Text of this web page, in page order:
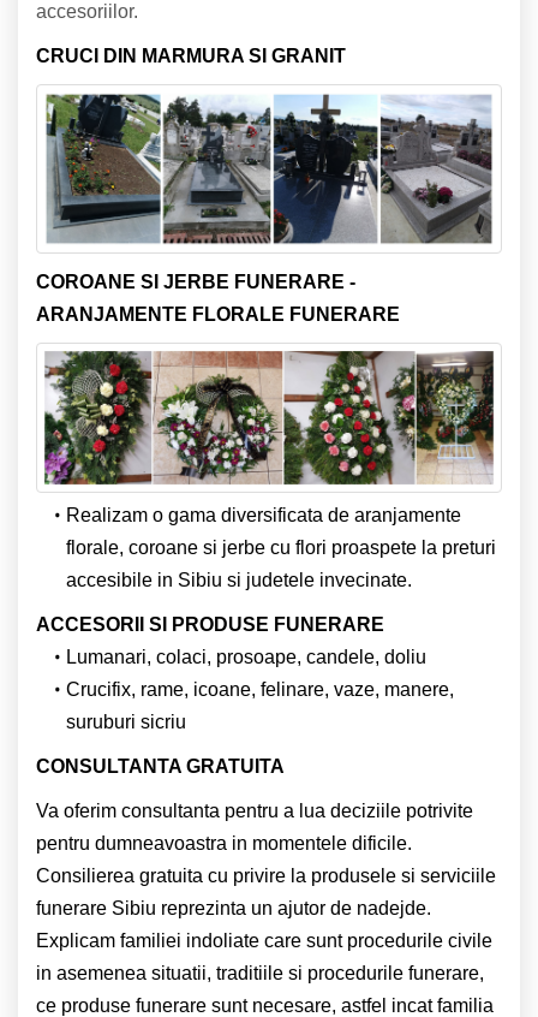
accesoriilor.
CRUCI DIN MARMURA SI GRANIT
COROANE SI JERBE FUNERARE -
ARANJAMENTE FLORALE FUNERARE
Realizam o gama diversificata de aranjamente
florale, coroane si jerbe cu flori proaspete la preturi
accesibile in Sibiu si judetele invecinate.
ACCESORII SI PRODUSE FUNERARE
Lumanari, colaci, prosoape, candele, doliu
Crucifix, rame, icoane, felinare, vaze, manere,
suruburi sicriu
CONSULTANTA GRATUITA
Va oferim consultanta pentru a lua deciziile potrivite
pentru dumneavoastra in momentele dificile.
Consilierea gratuita cu privire la produsele si serviciile
funerare Sibiu reprezinta un ajutor de nadejde.
Explicam familiei indoliate care sunt procedurile civile
in asemenea situatii, traditiile si procedurile funerare,
ce produse funerare sunt necesare, astfel incat familia